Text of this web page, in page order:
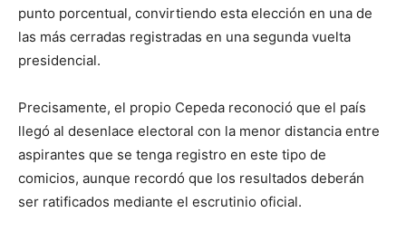
punto porcentual, convirtiendo esta elección en una de
las más cerradas registradas en una segunda vuelta
presidencial.
Precisamente, el propio Cepeda reconoció que el país
llegó al desenlace electoral con la menor distancia entre
aspirantes que se tenga registro en este tipo de
comicios, aunque recordó que los resultados deberán
ser ratificados mediante el escrutinio oficial.